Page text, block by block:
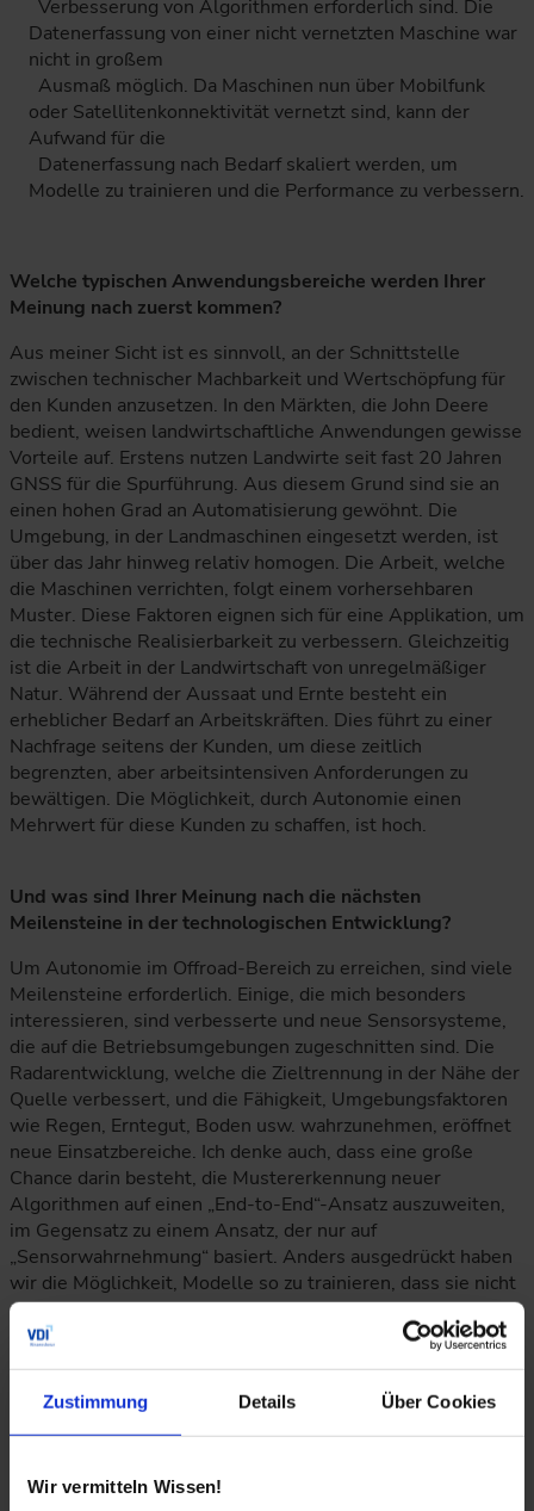
Zustimmung Details Über Cookies
Wir vermitteln Wissen!
Verbesserung von Algorithmen erforderlich sind. Die
Datenerfassung von einer nicht vernetzten Maschine war
nicht in großem
Ausmaß möglich. Da Maschinen nun über Mobilfunk
oder Satellitenkonnektivität vernetzt sind, kann der
Aufwand für die
Datenerfassung nach Bedarf skaliert werden, um
Modelle zu trainieren und die Performance zu verbessern.
Welche typischen Anwendungsbereiche werden Ihrer
Meinung nach zuerst kommen?
Aus meiner Sicht ist es sinnvoll, an der Schnittstelle
zwischen technischer Machbarkeit und Wertschöpfung für
den Kunden anzusetzen. In den Märkten, die John Deere
bedient, weisen landwirtschaftliche Anwendungen gewisse
Vorteile auf. Erstens nutzen Landwirte seit fast 20 Jahren
GNSS für die Spurführung. Aus diesem Grund sind sie an
einen hohen Grad an Automatisierung gewöhnt. Die
Umgebung, in der Landmaschinen eingesetzt werden, ist
über das Jahr hinweg relativ homogen. Die Arbeit, welche
die Maschinen verrichten, folgt einem vorhersehbaren
Muster. Diese Faktoren eignen sich für eine Applikation, um
die technische Realisierbarkeit zu verbessern. Gleichzeitig
ist die Arbeit in der Landwirtschaft von unregelmäßiger
Natur. Während der Aussaat und Ernte besteht ein
erheblicher Bedarf an Arbeitskräften. Dies führt zu einer
Nachfrage seitens der Kunden, um diese zeitlich
begrenzten, aber arbeitsintensiven Anforderungen zu
bewältigen. Die Möglichkeit, durch Autonomie einen
Mehrwert für diese Kunden zu schaffen, ist hoch.
Und was sind Ihrer Meinung nach die nächsten
Meilensteine in der technologischen Entwicklung?
Um Autonomie im Offroad-Bereich zu erreichen, sind viele
Meilensteine erforderlich. Einige, die mich besonders
interessieren, sind verbesserte und neue Sensorsysteme,
die auf die Betriebsumgebungen zugeschnitten sind. Die
Radarentwicklung, welche die Zieltrennung in der Nähe der
Quelle verbessert, und die Fähigkeit, Umgebungsfaktoren
wie Regen, Erntegut, Boden usw. wahrzunehmen, eröffnet
neue Einsatzbereiche. Ich denke auch, dass eine große
Chance darin besteht, die Mustererkennung neuer
Algorithmen auf einen „End-to-End“-Ansatz auszuweiten,
im Gegensatz zu einem Ansatz, der nur auf
„Sensorwahrnehmung“ basiert. Anders ausgedrückt haben
wir die Möglichkeit, Modelle so zu trainieren, dass sie nicht
nur die Betriebsumgebung der Maschine identifizieren,
sondern diese Umgebungsinformationen auch nutzen, um
Lenken, Anbaugeräte usw.) zu treffen. Dies erhöht die
Rechenanforderungen, aber die aktuelle Entwicklung der
Bordrechner macht dies mit der Zeit besser handhabbar.